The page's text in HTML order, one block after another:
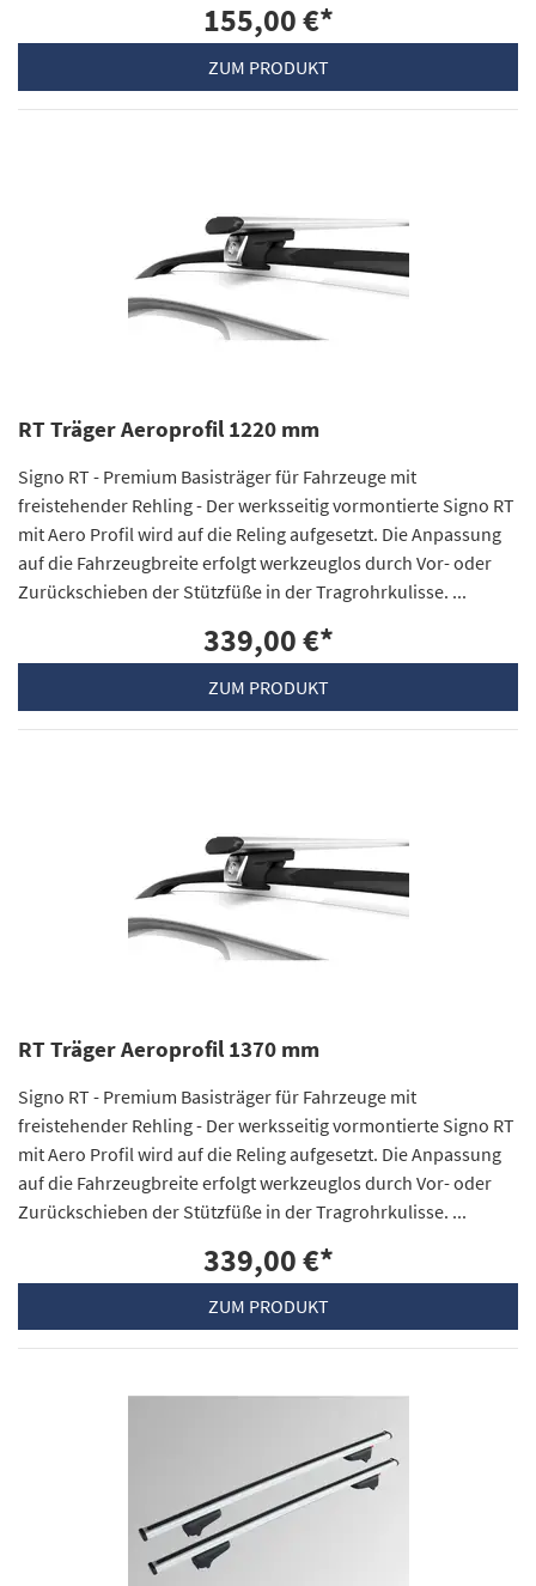
155,00 €*
ZUM PRODUKT
RT Träger Aeroprofil 1220 mm
Signo RT - Premium Basisträger für Fahrzeuge mit
freistehender Rehling - Der werksseitig vormontierte Signo RT
mit Aero Profil wird auf die Reling aufgesetzt. Die Anpassung
auf die Fahrzeugbreite erfolgt werkzeuglos durch Vor- oder
Zurückschieben der Stützfüße in der Tragrohrkulisse. ...
339,00 €*
ZUM PRODUKT
RT Träger Aeroprofil 1370 mm
Signo RT - Premium Basisträger für Fahrzeuge mit
freistehender Rehling - Der werksseitig vormontierte Signo RT
mit Aero Profil wird auf die Reling aufgesetzt. Die Anpassung
auf die Fahrzeugbreite erfolgt werkzeuglos durch Vor- oder
Zurückschieben der Stützfüße in der Tragrohrkulisse. ...
339,00 €*
ZUM PRODUKT